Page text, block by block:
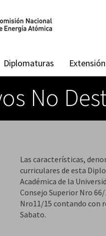
Diplomaturas Extensión
No
Las características,
curriculares de esta
Académica de la
Consejo Superior Nro
Nro11/15 contando con
Sabato.